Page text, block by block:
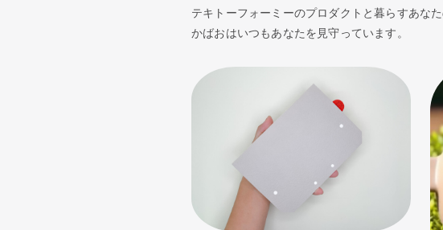
テキトーフォーミーのプロダクトと暮らすあな
かばおはいつもあなたを見守っています。